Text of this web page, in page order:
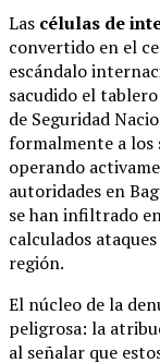
Las células de
convertido en el
escándalo
sacudido el
de Seguridad
formalmente a los
operando
autoridades en
se han infiltrado
calculados
región.
El núcleo de la
peligrosa: la
al señalar que